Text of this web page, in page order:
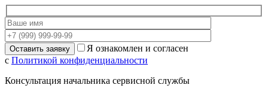
Я ознакомлен и согласен
с Политикой конфиденциальности
Консультация начальника сервисной службы